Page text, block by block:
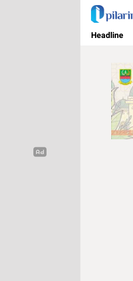
Pilarind.id
Dimana Arah
Headline